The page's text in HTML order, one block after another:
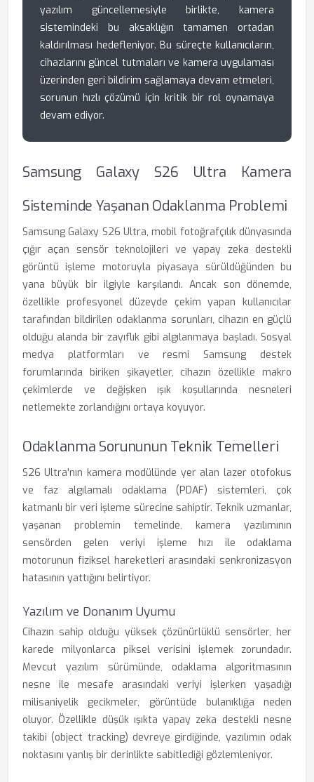
yazılım güncellemesiyle birlikte, kamera
sistemindeki bu aksaklığın tamamen ortadan
kaldırılması hedefleniyor. Bu süreçte kullanıcıların,
cihazlarını güncel tutmaları ve kamera uygulaması
üzerinden geri bildirim sağlamaya devam etmeleri,
sorunun hızlı çözümü için kritik bir rol oynamaya
devam ediyor.
Samsung Galaxy S26 Ultra Kamera
Sisteminde Yaşanan Odaklanma Problemi
Samsung Galaxy S26 Ultra, mobil fotoğrafçılık dünyasında
çığır açan sensör teknolojileri ve yapay zeka destekli
görüntü işleme motoruyla piyasaya sürüldüğünden bu
yana büyük bir ilgiyle karşılandı. Ancak son dönemde,
özellikle profesyonel düzeyde çekim yapan kullanıcılar
tarafından bildirilen odaklanma sorunları, cihazın en güçlü
olduğu alanda bir zayıflık gibi algılanmaya başladı. Sosyal
medya platformları ve resmi Samsung destek
forumlarında biriken şikayetler, cihazın özellikle makro
çekimlerde ve değişken ışık koşullarında nesneleri
netlemekte zorlandığını ortaya koyuyor.
Odaklanma Sorununun Teknik Temelleri
S26 Ultra'nın kamera modülünde yer alan lazer otofokus
ve faz algılamalı odaklama (PDAF) sistemleri, çok
katmanlı bir veri işleme sürecine sahiptir. Teknik uzmanlar,
yaşanan problemin temelinde, kamera yazılımının
sensörden gelen veriyi işleme hızı ile odaklama
motorunun fiziksel hareketleri arasındaki senkronizasyon
hatasının yattığını belirtiyor.
Yazılım ve Donanım Uyumu
Cihazın sahip olduğu yüksek çözünürlüklü sensörler, her
karede milyonlarca piksel verisini işlemek zorundadır.
Mevcut yazılım sürümünde, odaklama algoritmasının
nesne ile mesafe arasındaki veriyi işlerken yaşadığı
milisaniyelik gecikmeler, görüntüde bulanıklığa neden
oluyor. Özellikle düşük ışıkta yapay zeka destekli nesne
takibi (object tracking) devreye girdiğinde, yazılımın odak
noktasını yanlış bir derinlikte sabitlediği gözlemleniyor.